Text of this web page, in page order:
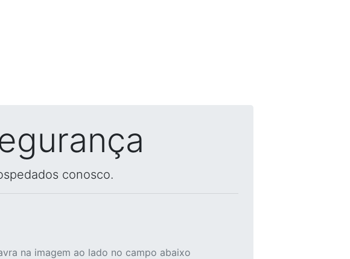
conosco.
na imagem ao lado no campo abaixo